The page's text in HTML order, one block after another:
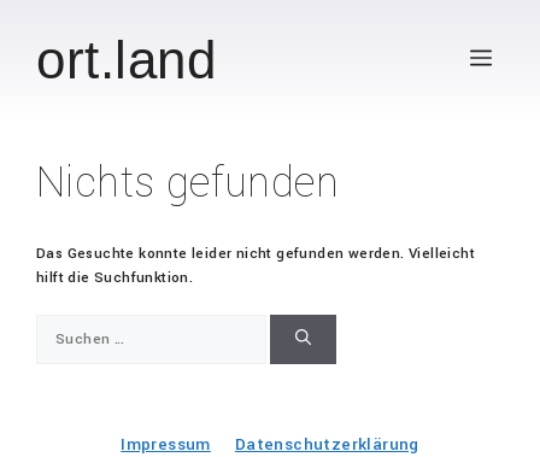
springenort.land
Nichts gefunden
Das Gesuchte konnte leider nicht gefunden werden. Vielleicht
hilft die Suchfunktion.
nach:
Impressum
Datenschutzerklärung